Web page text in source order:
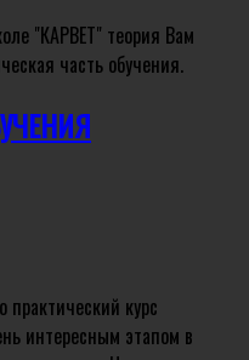
"КАРВЕТ" теория Вам
часть обучения.
практический курс
интересным этапом в